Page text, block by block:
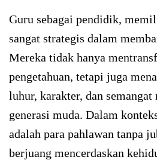
Guru sebagai pendidik,
sangat strategis dalam
Mereka tidak hanya
pengetahuan, tetapi juga
luhur, karakter, dan semangat
generasi muda. Dalam
adalah para pahlawan tanpa
berjuang mencerdaskan